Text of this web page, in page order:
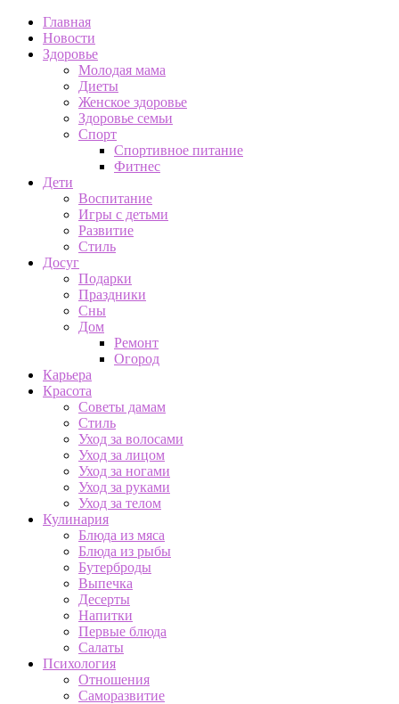
Главная
Новости
Здоровье
Молодая мама
Диеты
Женское здоровье
Здоровье семьи
Спорт
Спортивное питание
Фитнес
Дети
Воспитание
Игры с детьми
Развитие
Стиль
Досуг
Подарки
Праздники
Сны
Дом
Ремонт
Огород
Карьера
Красота
Советы дамам
Стиль
Уход за волосами
Уход за лицом
Уход за ногами
Уход за руками
Уход за телом
Кулинария
Блюда из мяса
Блюда из рыбы
Бутерброды
Выпечка
Десерты
Напитки
Первые блюда
Салаты
Психология
Отношения
Саморазвитие